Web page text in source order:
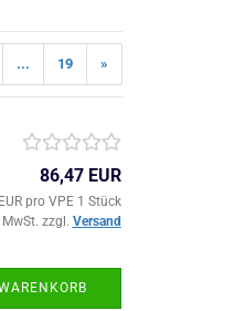
... 19 »
86,47 EUR
pro VPE 1 Stück
zzgl. Versand